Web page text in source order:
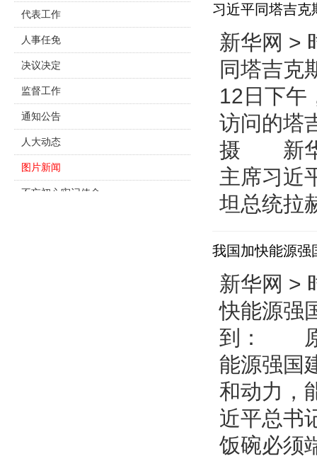
代表工作
人事任免
决议决定
监督工作
通知公告
人大动态
图片新闻
不忘初心牢记使命
习近平同塔吉克
新华网 >
同塔吉
12日下午
访问的塔
摄 新华
主席习近
坦总统
我国加快能源强
新华网 >
快能源强
到： 原
能源强国
和动力，
近平总书
饭碗必